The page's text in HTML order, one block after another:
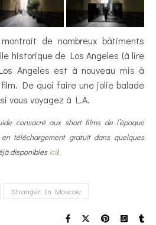
de nombreux bâtiments
historique de Los Angeles (à lire
Angeles est à nouveau mis à
film. De quoi faire une jolie balade
vous voyagez à L.A.
consacré aux short films de l’époque
téléchargement gratuit dans quelques
disponiblesici).
Stranger In Moscow